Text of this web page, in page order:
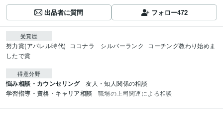
出品者に質問 フォロー472
受賞歴
努力賞(アパレル時代) ココナラ　シルバーランク
コーチング教わり始めま
したで賞
得意分野
悩み相談・カウンセリング 友人・知人関係の相談
学習指導・資格・キャリア相談 職場の上司関連による相談